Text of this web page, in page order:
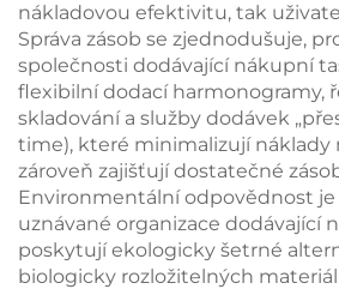
nákladovou efektivitu, tak
Správa zásob se zjednodušuje,
společnosti dodávající nákupní
flexibilní dodací harmonogramy,
skladování a služby dodávek
time), které minimalizují náklady
zároveň zajišťují dostatečné
Environmentální odpovědnost je
uznávané organizace dodávající
poskytují ekologicky šetrné
biologicky rozložitelných